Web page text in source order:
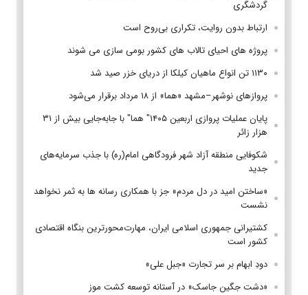
گردشگری
ارتباط بدون روایت، تکراری بی‌روح است
پروژه های احیای تالاب های کشور بومی سازی می شوند
۱۱۳۰ تن انواع ماهیان کیلکا از دریای خزر صید شد
پروازهای نوشهر–مشهد «هما» از ۱۸ مرداد برقرار می‌شود
پایان عملیات پروازی اربعین ۱۴۰۵" هما" با جابه‌جایی بیش از ۳۱
هزار زائر
شکوفایی منطقه آزاد شهر فرودگاهی امام(ره) با جذب سرمایه‌های
جدید
«ساختن امید در دل مردم» جز با همکاری رسانه ها به ثمر نخواهد
نشست
کشتیرانی جمهوری اسلامی ایران، مهارت‌محورترین بنگاه اقتصادی
کشور است
دودِ ابهام بر سر تجارت «جبل علی»
«دشت جگین جاسک» در آستانه توسعه کشت موز